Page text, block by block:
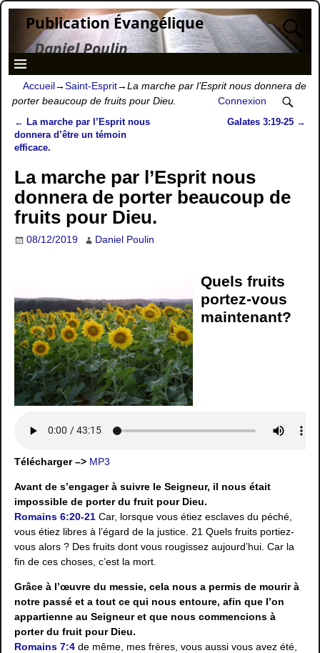
Publication Évangélique
Daniel Poulin
Accueil→Saint-Esprit→La marche par l’Esprit nous donnera de
porter beaucoup de fruits pour Dieu.
Connexion
Navigation des articles
← La marche par l’Esprit nous
donnera d’être un témoin
efficace.
Galates 3:19-25 →
La marche par l’Esprit nous
donnera de porter beaucoup de
fruits pour Dieu.
08/12/2019 Daniel Poulin
Quels fruits
portez-vous
maintenant?
Télécharger –> MP3
Avant de s’engager à suivre le Seigneur, il nous était
impossible de porter du fruit pour Dieu.
Romains 6:20-21 Car, lorsque vous étiez esclaves du péché,
vous étiez libres à l’égard de la justice. 21 Quels fruits portiez-
vous alors ? Des fruits dont vous rougissez aujourd’hui. Car la
fin de ces choses, c’est la mort.
Grâce à l’œuvre du messie, cela nous a permis de mourir à
notre passé et a tout ce qui nous entoure, afin que l’on
appartienne au Seigneur et que nous commencions à
porter du fruit pour Dieu.
Romains 7:4 de même, mes frères, vous aussi vous avez été,